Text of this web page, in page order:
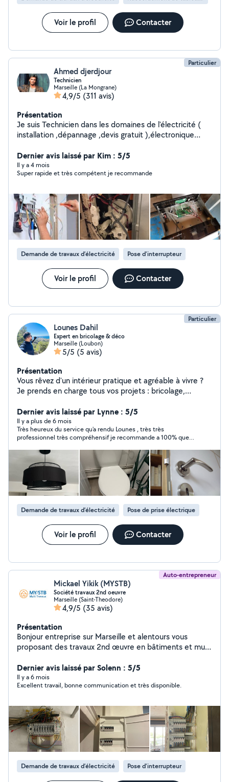
Voir le profil Contacter
Particulier
Ahmed djerdjour
Technicien
Marseille (La Mongrane)
4,9/5 (311 avis)
Présentation
Je suis Technicien dans les domaines de l'électricité (
installation ,dépannage ,devis gratuit ),électronique
suis aussi spécialisé dans la réparation des ordinateurs
coté hard ou soft .
Dernier avis laissé par Kim : 5/5
Il y a 4 mois
Super rapide et très compétent je recommande
Demande de travaux d’électricité Pose d'interrupteur
Voir le profil Contacter
Particulier
Lounes Dahil
Expert en bricolage & déco
Marseille (Loubon)
5/5 (5 avis)
Présentation
Vous rêvez d'un intérieur pratique et agréable à vivre ?
Je prends en charge tous vos projets : bricolage,
etc.), décoration, petits travaux, aménagement sur
mesure Chaque détail est pensé pour que votre espace
soit confortable, esthétique et unique.
Dernier avis laissé par Lynne : 5/5
Il y a plus de 6 mois
Très heureux du service qu'a rendu Lounes , très très
professionnel très compréhensif je recommande a 100% que
Demande de travaux d’électricité Pose de prise électrique
Voir le profil Contacter
Auto-entrepreneur
Mickael Yikik (MYSTB)
Société travaux 2nd oeuvre
Marseille (Saint-Theodore)
4,9/5 (35 avis)
Présentation
Bonjour entreprise sur Marseille et alentours vous
proposant des travaux 2nd œuvre en bâtiments et multi
********************************************* - Cuisine/ SDB /
Dépannage Express
********************************************* - Pompe de
Dernier avis laissé par Solenn : 5/5
Il y a 6 mois
Excellent travail, bonne communication et très disponible.
Demande de travaux d’électricité Pose d'interrupteur